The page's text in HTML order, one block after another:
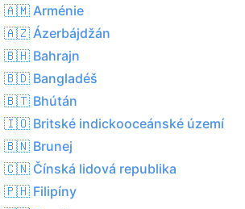
🇦🇲 Arménie
🇦🇿 Ázerbájdžán
🇧🇭 Bahrajn
🇧🇩 Bangladéš
🇧🇹 Bhútán
🇮🇴 Britské indickooceánské území
🇧🇳 Brunej
🇨🇳 Čínská lidová republika
🇵🇭 Filipíny